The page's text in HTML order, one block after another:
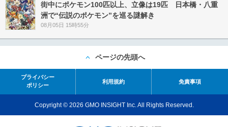
街中にポケモン100匹以上、立像は19匹 日本橋・八重
洲で“伝説のポケモン”を巡る謎解き
08月05日 15時55分
ページの先頭へ
プライバシー
ポリシー
利用規約 免責事項
Copyright © 2026 GMO INSIGHT Inc. All Rights Reserved.